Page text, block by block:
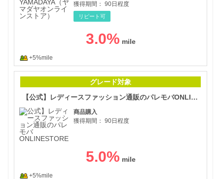
獲得期間： 90日程度
リピート可
3.0%
+5%mile
グレード対象
【公式】レディースファッション通販のパレモバONLINESTORE
商品購入
獲得期間： 90日程度
5.0%
+5%mile